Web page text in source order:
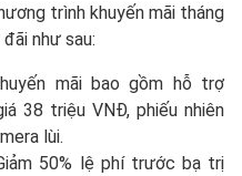
trình khuyến mãi tháng
như sau:
mãi bao gồm hỗ trợ
38 triệu VNĐ, phiếu nhiên
lùi.
50% lệ phí trước bạ trị